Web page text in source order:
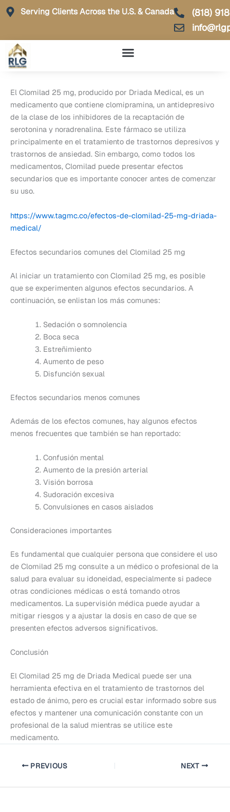
Skip
Serving Clients Across the U.S. & Canada
(818)
El Clomilad 25 mg, producido por Driada Medical, es un
medicamento que contiene clomipramina, un antidepresivo
de la clase de los inhibidores de la recaptación de
serotonina y noradrenalina. Este fármaco se utiliza
principalmente en el tratamiento de trastornos depresivos y
trastornos de ansiedad. Sin embargo, como todos los
medicamentos, Clomilad puede presentar efectos
secundarios que es importante conocer antes de comenzar
su uso.
https://www.tagmc.co/efectos-de-clomilad-25-mg-driada-
medical/
Efectos secundarios comunes del Clomilad 25 mg
Al iniciar un tratamiento con Clomilad 25 mg, es posible
que se experimenten algunos efectos secundarios. A
continuación, se enlistan los más comunes:
Sedación o somnolencia
Boca seca
Estreñimiento
Aumento de peso
Disfunción sexual
Efectos secundarios menos comunes
Además de los efectos comunes, hay algunos efectos
menos frecuentes que también se han reportado:
Confusión mental
Aumento de la presión arterial
Visión borrosa
Sudoración excesiva
Convulsiones en casos aislados
Consideraciones importantes
Es fundamental que cualquier persona que considere el uso
de Clomilad 25 mg consulte a un médico o profesional de la
salud para evaluar su idoneidad, especialmente si padece
otras condiciones médicas o está tomando otros
medicamentos. La supervisión médica puede ayudar a
mitigar riesgos y a ajustar la dosis en caso de que se
presenten efectos adversos significativos.
Conclusión
El Clomilad 25 mg de Driada Medical puede ser una
herramienta efectiva en el tratamiento de trastornos del
estado de ánimo, pero es crucial estar informado sobre sus
efectos y mantener una comunicación constante con un
profesional de la salud mientras se utilice este
medicamento.
PREVIOUS NEXT